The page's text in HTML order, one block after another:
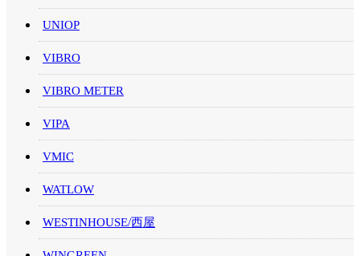
UNIOP
VIBRO
VIBRO METER
VIPA
VMIC
WATLOW
WESTINHOUSE/西屋